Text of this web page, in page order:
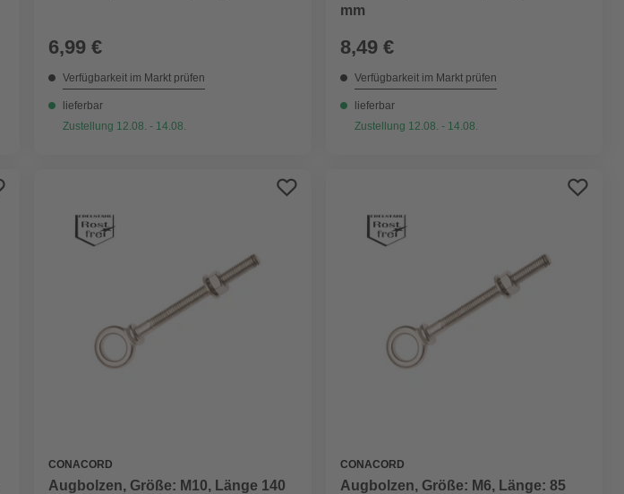
6,99 €
Verfügbarkeit im Markt prüfen
lieferbar
Zustellung 12.08. - 14.08.
mm
8,49 €
Verfügbarkeit im Markt prüfen
lieferbar
Zustellung 12.08. - 14.08.
CONACORD
Augbolzen, Größe: M10, Länge 140
CONACORD
Augbolzen, Größe: M6, Länge: 85